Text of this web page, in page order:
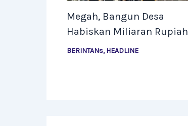
Megah, Bangun Desa
Habiskan Miliaran Rupiah
BERINTANs,HEADLINE